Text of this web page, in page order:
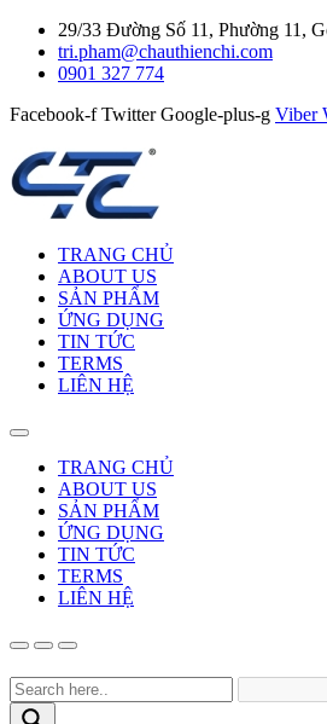
29/33 Đường Số 11, Phường 11,
tri.pham@chauthienchi.com
0901 327 774
Facebook-f Twitter Google-plus-g Viber
TRANG CHỦ
ABOUT US
SẢN PHẨM
ỨNG DỤNG
TIN TỨC
TERMS
LIÊN HỆ
TRANG CHỦ
ABOUT US
SẢN PHẨM
ỨNG DỤNG
TIN TỨC
TERMS
LIÊN HỆ